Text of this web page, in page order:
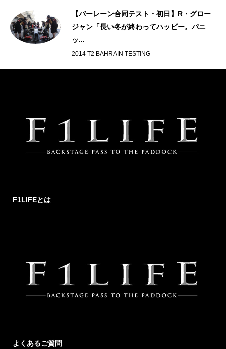
【バーレーン合同テスト・初日】R・グロー
ジャン「長い冬が終わってハッピー。パニ
ッ...
2014 T2 BAHRAIN TESTING
F1LIFEとは
よくあるご質問